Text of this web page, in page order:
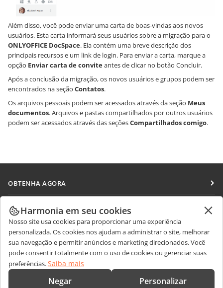
Além disso, você pode enviar uma carta de boas-vindas aos novos
usuários. Esta carta informará seus usuários sobre a migração para o
ONLYOFFICE DocSpace. Ela contém uma breve descrição dos
principais recursos e um link de login. Para enviar a carta, marque a
opção Enviar carta de conviteantes de clicar no botão Concluir.
Após a conclusão da migração, os novos usuários e grupos podem ser
encontrados na seção Contatos.
Os arquivos pessoais podem ser acessados através da seção Meus
documentos. Arquivos e pastas compartilhados por outros usuários
podem ser acessados através das seçõesCompartilhados comigo.
OBTENHA AGORA
Docs
DocSpace
Workspace
Conectores
Aplicativos para desktop
Aplicativos móveis
COLABORAR
Para colaboradores
Para tradutores
Para influenciadores
Vagas
RECEBA NOTÍCIAS
Blog
OBTER AJUDA
Fórum
CONTATE-NOS
Harmonia em seu cookies
Nosso site usa cookies para proporcionar uma experiência
personalizada. Os cookies nos ajudam a administrar o site, melhorar
sua navegação e permitir anúncios e marketing direcionados. Você
pode consentir totalmente com o uso de cookies ou gerenciar suas
preferências.Saiba mais
Negar Personalizar